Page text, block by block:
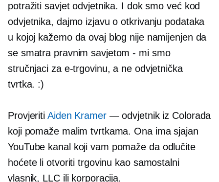
potražiti savjet odvjetnika. I dok smo već kod
odvjetnika, dajmo izjavu o otkrivanju podataka
u kojoj kažemo da ovaj blog nije namijenjen da
se smatra pravnim savjetom - mi smo
stručnjaci za e-trgovinu, a ne odvjetnička
tvrtka. :)
Provjeriti Aiden Kramer— odvjetnik iz Colorada
koji pomaže malim tvrtkama. Ona ima sjajan
YouTube kanal koji vam pomaže da odlučite
hoćete li otvoriti trgovinu kao samostalni
vlasnik, LLC ili korporacija.